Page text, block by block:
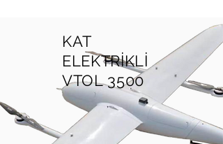
KAT
ELEKTRİKLİ
VTOL 3500